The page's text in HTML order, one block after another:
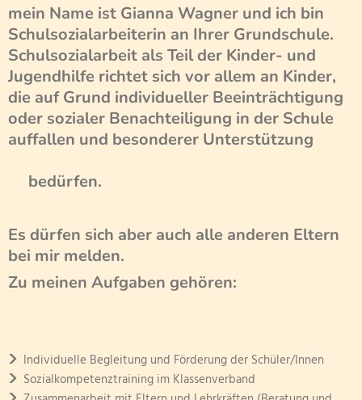
mein Name ist Gianna Wagner und ich bin
Schulsozialarbeiterin an Ihrer Grundschule.
Schulsozialarbeit als Teil der Kinder- und
Jugendhilfe richtet sich vor allem an Kinder,
die auf Grund individueller Beeinträchtigung
oder sozialer Benachteiligung in der Schule
auffallen und besonderer Unterstützung
bedürfen.
Es dürfen sich aber auch alle anderen Eltern
bei mir melden.
Zu meinen Aufgaben gehören:
Individuelle Begleitung und Förderung der Schüler/Innen
Sozialkompetenztraining im Klassenverband